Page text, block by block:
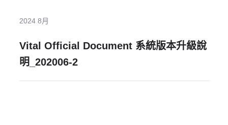
2024 8月
Vital Official Document 系統版本升級說
明_202006-2